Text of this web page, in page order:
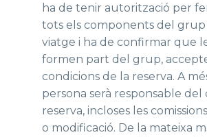
ha de tenir autorització per
tots els components del grup
viatge i ha de confirmar que
formen part del grup,
condicions de la reserva. A
persona serà responsable del
reserva, incloses les
o modificació. De la mateixa